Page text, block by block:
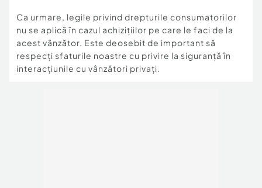
Ca urmare, legile privind drepturile consumatorilor
nu se aplică în cazul achizițiilor pe care le faci de la
acest vânzător. Este deosebit de important să
respecți sfaturile noastre cu privire la siguranță în
interacțiunile cu vânzători privați.